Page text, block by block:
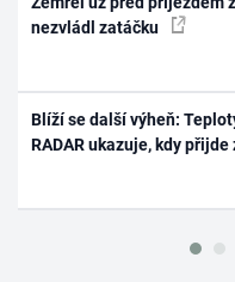
nezvládl zatáčku
Blíží se další výheň:
RADAR ukazuje, kdy přijde